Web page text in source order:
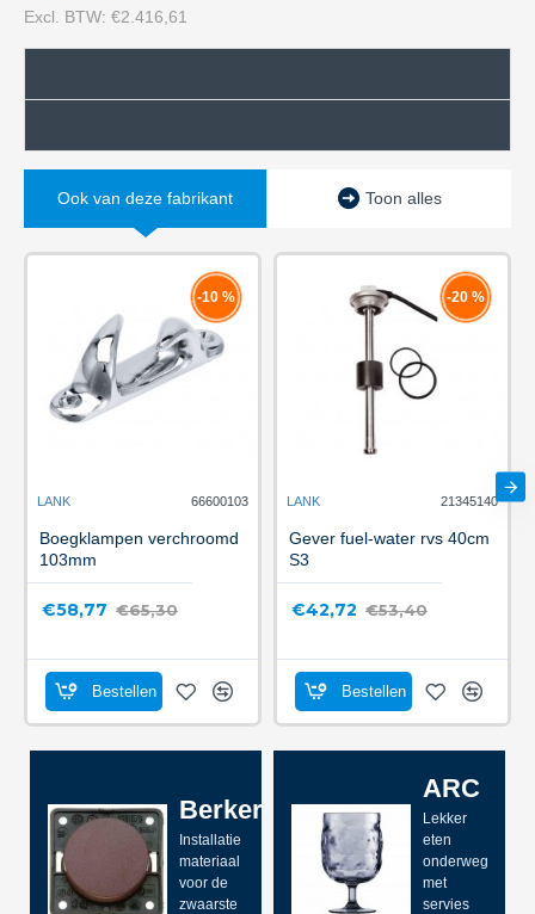
Excl. BTW: €2.416,61
Ook van deze fabrikant Toon alles
-10 %
LANK 66600103
Boegklampen verchroomd
103mm
€58,77 €65,30
Bestellen
-20 %
LANK 21345140
Gever fuel-water rvs 40cm
S3
€42,72 €53,40
Bestellen
Berker
Installatie
materiaal
voor de
zwaarste
ARC
Lekker
eten
onderweg
met
servies